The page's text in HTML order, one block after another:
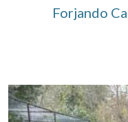
Forjando